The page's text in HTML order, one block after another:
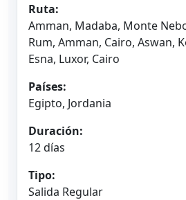
Ruta:
Amman, Madaba, Monte
Rum, Amman, Cairo, Aswan,
Esna, Luxor, Cairo
Países:
Egipto, Jordania
Duración:
12 días
Tipo:
Salida Regular